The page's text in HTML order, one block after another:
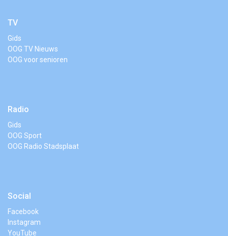
TV
Gids
OOG TV Nieuws
OOG voor senioren
Radio
Gids
OOG Sport
OOG Radio Stadsplaat
Social
Facebook
Instagram
YouTube